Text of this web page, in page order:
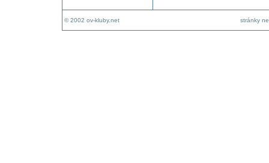
© 2002 ov-kluby.net stránky